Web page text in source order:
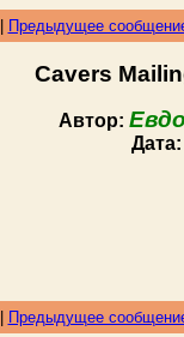
Предыдущее
Cavers
Автор:
Дата:
Предыдущее